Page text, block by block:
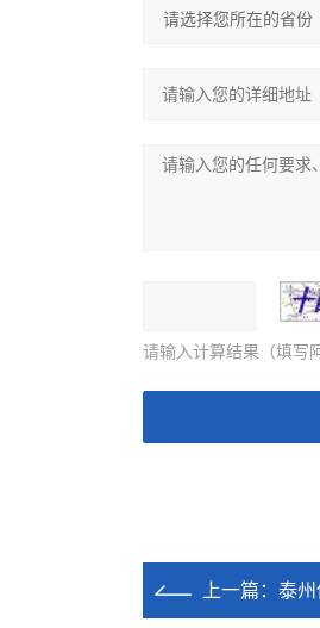
请输入计算结果（填写
上一篇： 泰